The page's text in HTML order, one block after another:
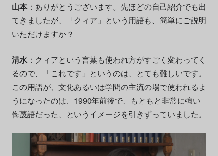
山本：ありがとうございます。先ほどの自己紹介でも出
てきましたが、「クィア」という用語も、簡単にご説明
いただけますか？
清水：クィアという言葉も使われ方がすごく変わってく
るので、「これです」というのは、とても難しいです。
この用語が、文化あるいは学問の主流の場で使われるよ
うになったのは、1990年前後で、もともと非常に強い
侮蔑語だった、というイメージを引きずっていました。